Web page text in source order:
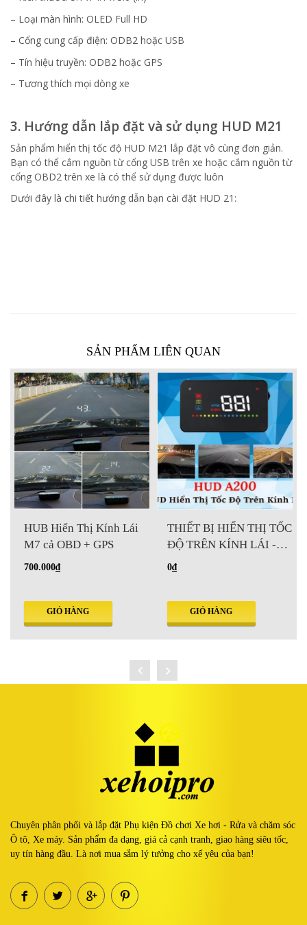
– Loại màn hình: OLED Full HD
– Cổng cung cấp điện: ODB2 hoặc USB
– Tín hiệu truyền: ODB2 hoặc GPS
– Tương thích mọi dòng xe
3. Hướng dẫn lắp đặt và sử dụng HUD M21
Sản phẩm hiển thị tốc độ HUD M21 lắp đặt vô cùng đơn giản.
Bạn có thể cắm nguồn từ cổng USB trên xe hoặc cắm nguồn từ
cổng OBD2 trên xe là có thể sử dụng được luôn
Dưới đây là chi tiết hướng dẫn bạn cài đặt HUD 21:
SẢN PHẨM LIÊN QUAN
HUB Hiển Thị Kính Lái
M7 cả OBD + GPS
700.000₫
GIỎ HÀNG
THIẾT BỊ HIỂN THỊ TỐC
ĐỘ TRÊN KÍNH LÁI -
HUD A200
0₫
GIỎ HÀNG
Chuyên phân phối và lắp đặt Phụ kiện Đồ chơi Xe hơi - Rửa và chăm sóc
Ô tô, Xe máy. Sản phẩm đa dạng, giá cả cạnh tranh, giao hàng siêu tốc,
uy tín hàng đầu. Là nơi mua sắm lý tưởng cho xế yêu của bạn!